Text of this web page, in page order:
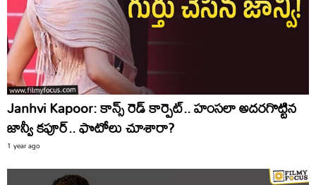
Janhvi Kapoor: కాన్స్‌ రెడ్‌ కార్పెట్‌.. హంసలా అదరగొట్టిన
జాన్వీ కపూర్‌.. ఫొటోలు చూశారా?
1 year ago